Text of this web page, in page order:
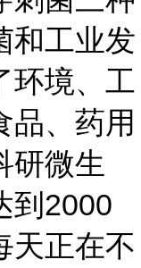
和工业发
环境、工
品、药用
研微生
到2000
天正在不